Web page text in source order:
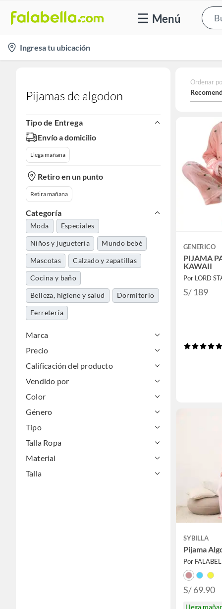
Menú
location-
icon
Ingresa tu ubicación
Pijamas de algodon
Tipo de Entrega
Envío a domicilio
Llega mañana
Retiro en un punto
Retira mañana
Categoría
Moda Especiales
Niños y juguetería Mundo bebé
Mascotas Calzado y zapatillas
Cocina y baño
Belleza, higiene y salud Dormitorio
Ferretería
Marca
Precio
Calificación del producto
Vendido por
Color
Género
Tipo
Talla Ropa
Material
Talla
Ordenar
GENERICO
PIJAMA
KAWAII
Por LORD
S/ 189
SYBILLA
Pijama
Por
S/ 69.90
Llega